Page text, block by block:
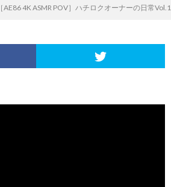
［AE86 4K ASMR POV］ハチロクオーナーの日常